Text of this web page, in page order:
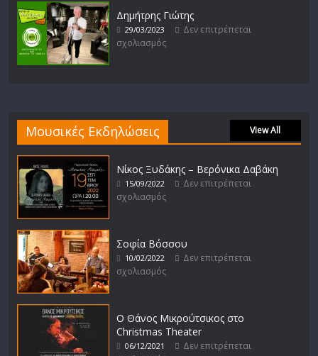
Δημήτρης Γιώτης
29/03/2023
Δεν επιτρέπεται
σχολιασμός
Μουσικές Εκδηλώσεις View All
Νίκος Ξυδάκης – Βερόνικα Δαβάκη
15/09/2022
Δεν επιτρέπεται
σχολιασμός
Σοφία Βόσσου
10/02/2022
Δεν επιτρέπεται
σχολιασμός
Ο Θάνος Μικρούτσικος στο
Christmas Theater
06/12/2021
Δεν επιτρέπεται